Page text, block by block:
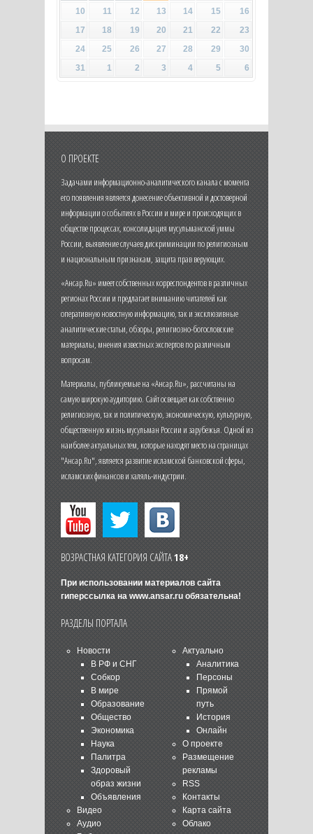
10
11 12 13 14 15
16
17
18 19 20 21 22
23
24
25 26 27 28 29
30
31
1 2 3 4 5 6
О ПРОЕКТЕ
Задачами информационно-аналитического канала с момента
его появления является донесение объективной и достоверной
информации о событиях в России и мире и происходящих в
обществе процессах, консолидация мусульманской уммы
России, выявление случаев дискриминации по религиозным
и национальным признакам, защита прав верующих.
«Ансар.Ru» имеет собственных корреспондентов в различных
регионах России и предлагает вниманию читателей как
оперативную новостную информацию, так и эксклюзивные
аналитические статьи, обзоры, религиозно-богословские
материалы, мнения известных экспертов по различным
вопросам.
Материалы, публикуемые на «Ансар.Ru», рассчитаны на
самую широкую аудиторию. Сайт освещает как собственно
религиозную, так и политическую, экономическую, культурную,
общественную жизнь мусульман России и зарубежья. Одной из
наиболее актуальных тем, которые находят место на страницах
"Ансар.Ru", является развитие исламской банковской сферы,
исламских финансов и халяль-индустрии.
ВОЗРАСТНАЯ КАТЕГОРИЯ САЙТА18+
При использовании материалов сайта
гиперссылка на www.ansar.ruобязательна!
РАЗДЕЛЫ ПОРТАЛА
Новости
В РФ и СНГ
Собкор
В мире
Образование
Общество
Экономика
Наука
Палитра
Здоровый
образ жизни
Объявления
Видео
Аудио
Актуально
Аналитика
Персоны
Прямой
путь
История
Онлайн
О проекте
Размещение
рекламы
RSS
Контакты
Карта сайта
Облако